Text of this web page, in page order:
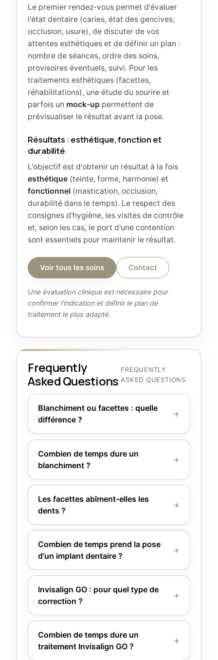
Le premier rendez-vous permet d'évaluer
l'état dentaire (caries, état des gencives,
occlusion, usure), de discuter de vos
attentes esthétiques et de définir un plan :
nombre de séances, ordre des soins,
provisoires éventuels, suivi. Pour les
traitements esthétiques (facettes,
réhabilitations), une étude du sourire et
parfois un mock-up permettent de
prévisualiser le résultat avant la pose.
Résultats : esthétique, fonction et
durabilité
L'objectif est d'obtenir un résultat à la fois
esthétique (teinte, forme, harmonie) et
fonctionnel (mastication, occlusion,
durabilité dans le temps). Le respect des
consignes d'hygiène, les visites de contrôle
et, selon les cas, le port d'une contention
sont essentiels pour maintenir le résultat.
Voir tous les soins Contact
Une évaluation clinique est nécessaire pour
confirmer l'indication et définir le plan de
traitement le plus adapté.
Frequently
Asked Questions
FREQUENTLY
ASKED QUESTIONS
Blanchiment ou facettes : quelle
différence ?
Combien de temps dure un
blanchiment ?
Les facettes abîment-elles les
dents ?
Combien de temps prend la pose
d'un implant dentaire ?
Invisalign GO : pour quel type de
correction ?
Combien de temps dure un
traitement Invisalign GO ?